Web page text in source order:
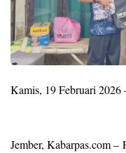
Kamis, 19 Februari
Jember, Kabarpas.com –